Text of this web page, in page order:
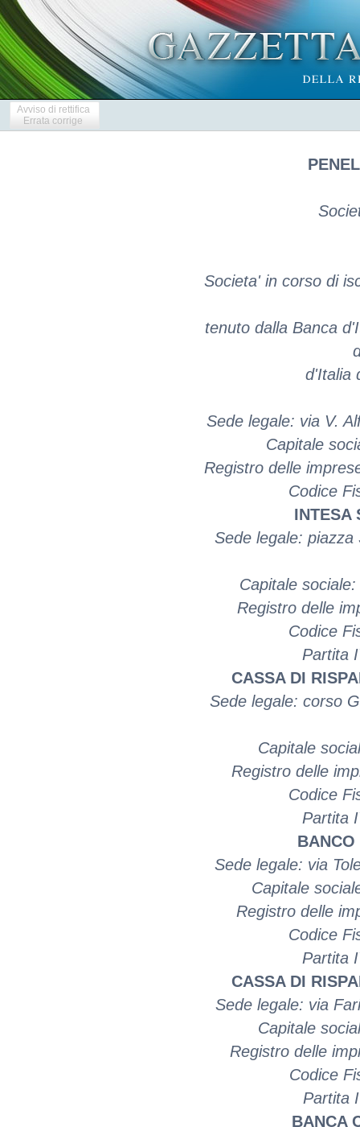
Avviso di rettifica
Errata corrige
Societa' in corso di
tenuto dalla Banca
d'Italia
Sede legale: via V.
Capitale
Registro delle
Codice
INTESA
Sede legale:
Capitale
Registro delle
Codice
Partita
CASSA DI
Sede legale: corso
Capitale
Registro delle
Codice
Partita
BANCO
Sede legale: via
Capitale
Registro delle
Codice
Partita
CASSA DI
Sede legale: via
Capitale
Registro delle
Codice
Partita
BANCA